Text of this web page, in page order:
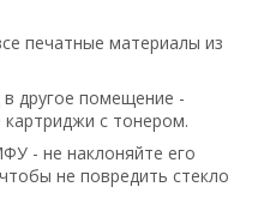
печатные материалы из
в другое помещение -
с тонером.
- не наклоняйте его
не повредить стекло